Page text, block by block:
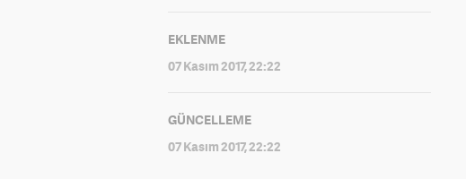
EKLENME
07 Kasım 2017, 22:22
GÜNCELLEME
07 Kasım 2017, 22:22